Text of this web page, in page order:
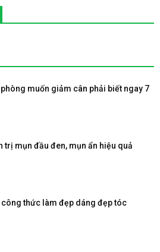
phòng muốn giảm cân phải biết ngay 7
trị mụn đầu đen, mụn ẩn hiệu quả
công thức làm đẹp dáng đẹp tóc